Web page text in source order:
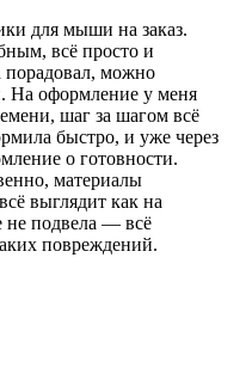
для мыши на заказ.
всё просто и
можно
На оформление у меня
шаг за шагом всё
быстро, и уже через
о готовности.
материалы
выглядит как на
не подвела — всё
повреждений.